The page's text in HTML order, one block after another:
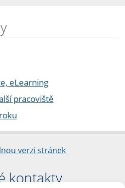
eLearning
pracoviště
verzi stránek
kontakty